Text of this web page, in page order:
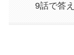
9話で答